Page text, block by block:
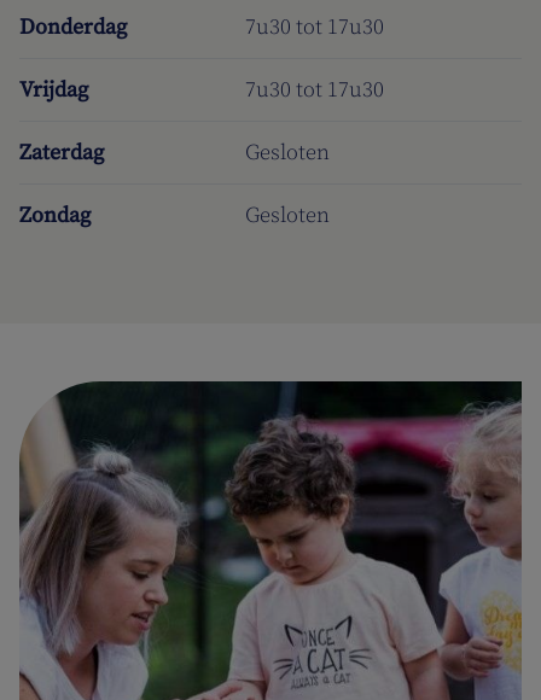
Donderdag 7u30 tot 17u30
Vrijdag 7u30 tot 17u30
Zaterdag Gesloten
Zondag Gesloten